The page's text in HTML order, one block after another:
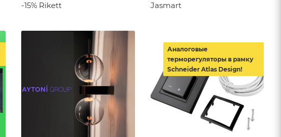
-15% Rikett
Jasmart
Аналоговые
терморегуляторы в рамку
Schneider Atlas Design!